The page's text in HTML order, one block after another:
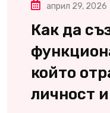
април 29, 2026
Как да
който
личност